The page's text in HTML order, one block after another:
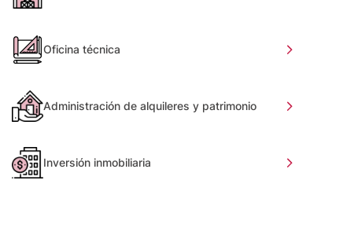
Oficina técnica
Administración de alquileres y patrimonio
Inversión inmobiliaria